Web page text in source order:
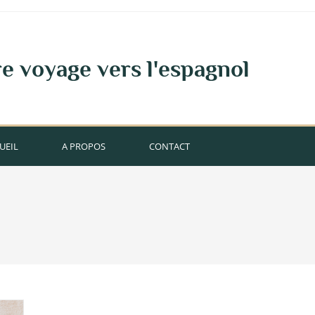
voyage vers l'espagnol
A PROPOS CONTACT